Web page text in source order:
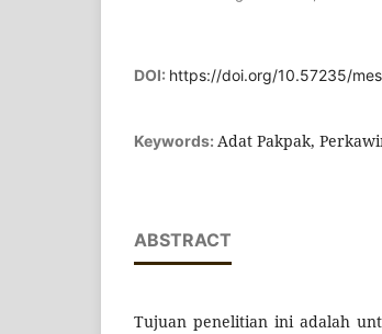
DOI: https://doi.org/10.57235/
Keywords: Adat Pakpak,
ABSTRACT
Tujuan penelitian ini adalah